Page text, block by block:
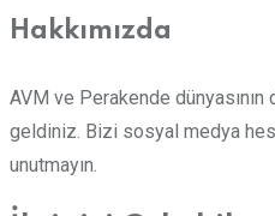
Hakkımızda
AVM ve Perakende
geldiniz. Bizi sosyal medya
unutmayın.